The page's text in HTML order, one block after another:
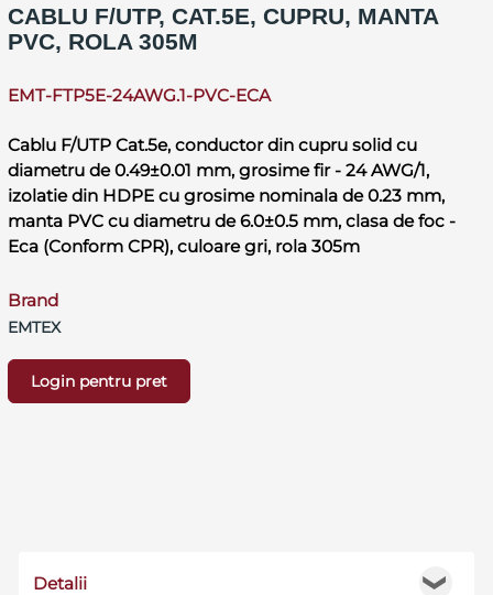
CABLU F/UTP, CAT.5E, CUPRU, MANTA
PVC, ROLA 305M
EMT-FTP5E-24AWG.1-PVC-ECA
Cablu F/UTP Cat.5e, conductor din cupru solid cu
diametru de 0.49±0.01 mm, grosime fir - 24 AWG/1,
izolatie din HDPE cu grosime nominala de 0.23 mm,
manta PVC cu diametru de 6.0±0.5 mm, clasa de foc -
Eca (Conform CPR), culoare gri, rola 305m
Brand
EMTEX
Login pentru pret
❯
Detalii